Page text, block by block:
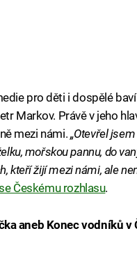
pro děti i dospělé
Markov. Právě v jeho
mezi námi. „Otevřel
mořskou pannu, do
kteří žijí mezi námi, ale
Českému rozhlasu.
aneb Konec vodníků v